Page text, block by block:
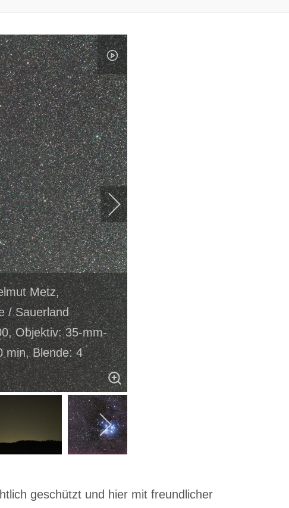
Metz,
/ Sauerland
Objektiv: 35-mm-
min, Blende: 4
geschützt und hier mit freundlicher